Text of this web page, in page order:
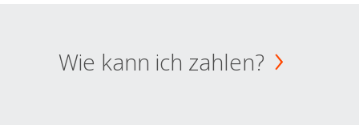
Wie kann ich zahlen?